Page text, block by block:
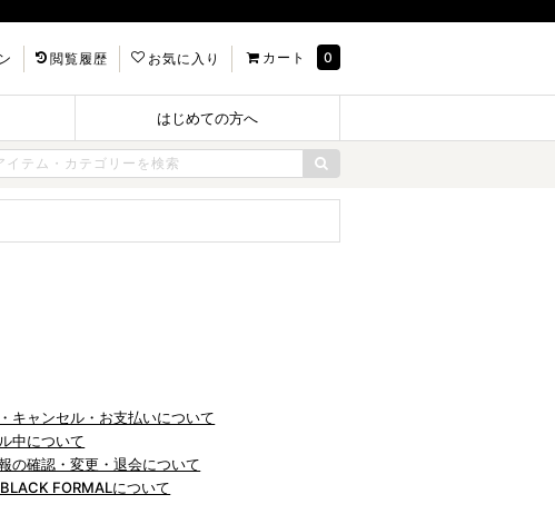
閲覧履歴 お気に入り カート 0
はじめての方へ
キャンセル・お支払いについて
中について
の確認・変更・退会について
FORMALについて